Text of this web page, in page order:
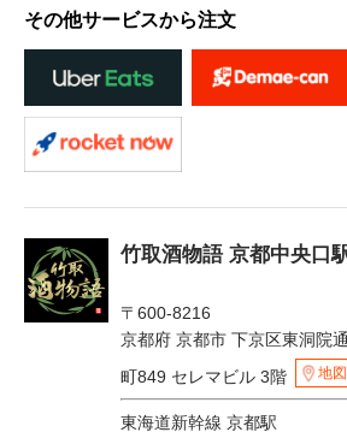
その他サービスから注文
竹取酒物語 京都中央口
〒600-8216
京都府 京都市 下京区東洞院
町849 セレマビル 3階
地図
東海道新幹線 京都駅